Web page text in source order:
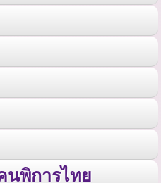
พิการไทย